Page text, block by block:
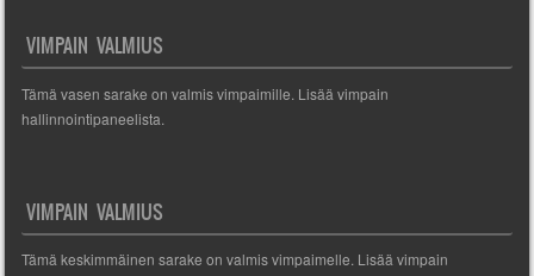
VIMPAIN VALMIUS
Tämä vasen sarake on valmis vimpaimille. Lisää vimpain
hallinnointipaneelista.
VIMPAIN VALMIUS
Tämä keskimmäinen sarake on valmis vimpaimelle. Lisää vimpain